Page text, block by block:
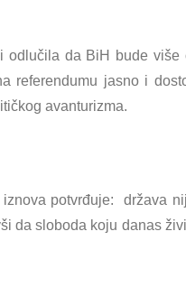
da BiH bude više
referendumu jasno i
avanturizma.
potvrđuje: država
da sloboda koju danas